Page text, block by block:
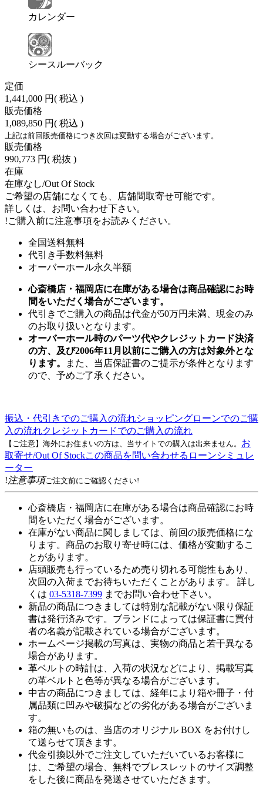
カレンダー
シースルーバック
定価
1,441,000 円( 税込 )
販売価格
1,089,850 円( 税込 )
上記は前回販売価格につき次回は変動する場合がございます。
販売価格
990,773 円( 税抜 )
在庫
在庫なし/Out Of Stock
ご希望の店舗になくても、店舗間取寄せ可能です。
詳しくは、お問い合わせ下さい。
!ご購入前に注意事項をお読みください。
全国送料無料
代引き手数料無料
オーバーホール永久半額
心斎橋店・福岡店に在庫がある場合は商品確認にお時
間をいただく場合がございます。
代引きでご購入の商品は代金が50万円未満、現金のみ
のお取り扱いとなります。
オーバーホール時のパーツ代やクレジットカード決済
の方、及び2006年11月以前にご購入の方は対象外とな
ります。
また、当店保証書のご提示が条件となります
ので、予めご了承ください。
振込・代引きでのご購入の流れショッピングローンでのご購
入の流れクレジットカードでのご購入の流れ
【ご注意】海外にお住まいの方は、当サイトでの購入は出来ません。 お
取寄せ/Out Of Stockこの商品を問い合わせる ローンシミュレ
ーター
!注意事項ご注文前にご確認ください!
心斎橋店・福岡店に在庫がある場合は商品確認にお時
間をいただく場合がございます。
在庫がない商品に関しましては、前回の販売価格にな
ります。商品のお取り寄せ時には、価格が変動するこ
とがあります。
店頭販売も行っているため売り切れる可能性もあり、
次回の入荷までお待ちいただくことがあります。 詳し
くは 03-5318-7399 までお問い合わせ下さい。
新品の商品につきましては特別な記載がない限り保証
書は発行済みです。ブランドによっては保証書に買付
者の名義が記載されている場合がございます。
ホームページ掲載の写真は、実物の商品と若干異なる
場合があります。
革ベルトの時計は、入荷の状況などにより、掲載写真
の革ベルトと色等が異なる場合がございます。
中古の商品につきましては、経年により箱や冊子・付
属品類に凹みや破損などの劣化がある場合がございま
す。
箱の無いものは、当店のオリジナル BOX をお付けし
て送らせて頂きます。
代金引換以外でご注文していただいているお客様に
は、ご希望の場合、無料でブレスレットのサイズ調整
をした後に商品を発送させていただきます。